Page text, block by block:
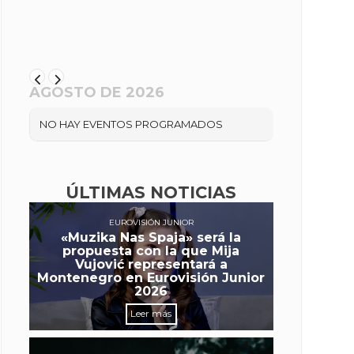
AGOSTO DE 2026
NO HAY EVENTOS PROGRAMADOS
ÚLTIMAS NOTICIAS
EUROVISIÓN JUNIOR
«Muzika Nas Spaja» será la
propuesta con la que Mija
Vujović representará a
Montenegro en Eurovisión Junior
2026
Leer más